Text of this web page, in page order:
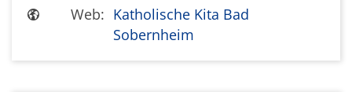
Web: Katholische Kita Bad
Sobernheim